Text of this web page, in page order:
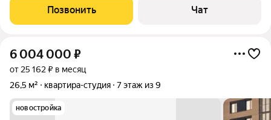
предусмотрено место для вместительного встроенного
шкафа. Два раздельных санузла. Квартира
Позвонить Чат
6 004 000 ₽
от 25 162 ₽ в месяц
26,5 м²
квартира-студия 7 этаж из 9
новостройка